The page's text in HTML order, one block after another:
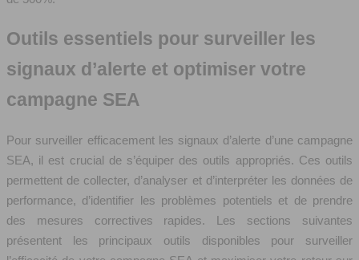
Outils essentiels pour surveiller les
signaux d’alerte et optimiser votre
campagne SEA
Pour surveiller efficacement les signaux d’alerte d’une campagne
SEA, il est crucial de s’équiper des outils appropriés. Ces outils
permettent de collecter, d’analyser et d’interpréter les données de
performance, d’identifier les problèmes potentiels et de prendre
des mesures correctives rapides. Les sections suivantes
présentent les principaux outils disponibles pour surveiller